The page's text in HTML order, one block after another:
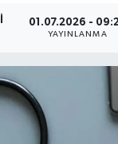
01.07.2026 -
YAYINLANMA